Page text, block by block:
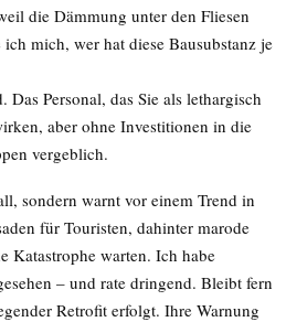
die Dämmung unter den Fliesen
mich, wer hat diese Bausubstanz je
Personal, das Sie als lethargisch
aber ohne Investitionen in die
vergeblich.
sondern warnt vor einem Trend in
für Touristen, dahinter marode
Katastrophe warten. Ich habe
– und rate dringend. Bleibt fern
Retrofit erfolgt. Ihre Warnung